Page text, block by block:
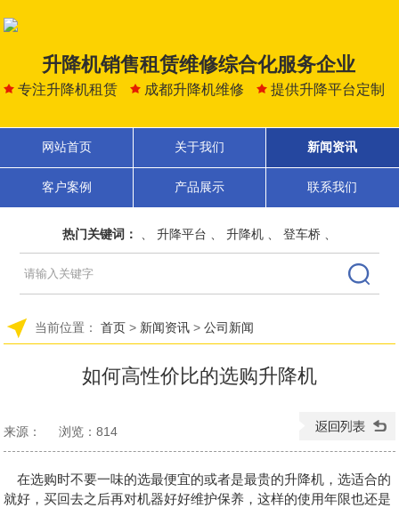
升降机销售租赁维修综合化服务企业
专注升降机租赁 成都升降机维修 提供升降平台定制
网站首页 关于我们 新闻资讯
客户案例 产品展示 联系我们
热门关键词： 升降平台 升降机 登车桥
当前位置： 首页 > 新闻资讯 >公司新闻
如何高性价比的选购升降机
来源： 浏览：814
在选购时不要一味的选最便宜的或者是最贵的升降机 ，选适合的
就好，买回去之后再对机器好好维护保养，这样的使用年限也还是